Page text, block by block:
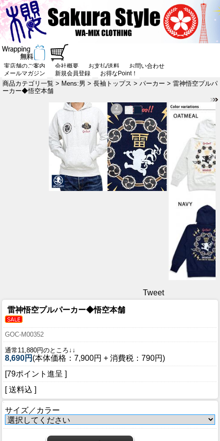
実店舗のご案内 会社概要 お支払/送料
お問い合わせ
メールマガジン
新規会員登録 お得なPoint！
商品カテゴリ一覧 > Mens:男 > 長袖トップス > パーカー > 雷神悟空プルパ
ーカー◆悟空本舗
Tweet
雷神悟空プルパーカー◆悟空本舗
GOC-M00352
通常11,880円のところ↓↓
8,690円 (本体価格：7,900円 + 消費税：790円)
[79ポイント進呈 ]
[ 送料込 ]
サイズ／カラー